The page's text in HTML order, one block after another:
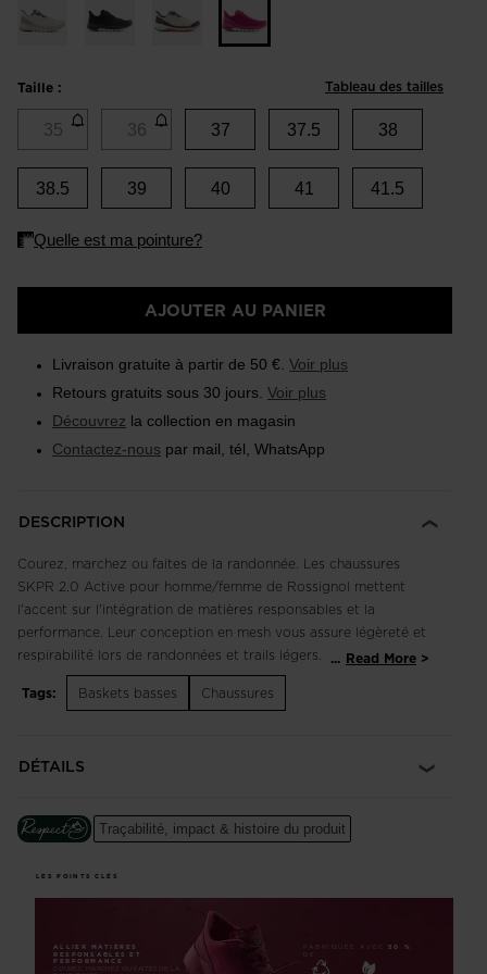
Taille : Tableau des tailles
35 36 37 37.5 38
38.5 39 40 41 41.5
AJOUTER AU PANIER
Livraison gratuite à partir de 50 €. Voir plus
Retours gratuits sous 30 jours. Voir plus
Découvrez la collection en magasin
Contactez-nous par mail, tél, WhatsApp
DESCRIPTION
Courez, marchez ou faites de la randonnée. Les chaussures
SKPR 2.0 Active pour homme/femme de Rossignol mettent
l'accent sur l'intégration de matières responsables et la
performance. Leur conception en mesh vous assure légèreté et
respirabilité lors de randonnées et trails légers. Elles sont
dotées de la technologie Sensor 3 vous offrant un confort
accru. Les crampons à angles multiples vous offrent une
Fabriquée avec 50 % de matériaux biosourcés et/ou recyclés,
cette chaussure a été fabriquée avec l'aide d'ACBC (Anything
entreprises du sport pour la conception de produits plus
La semelle intermédiaire est composée à 45% de bio-EVA créé
à base de déchets de l'industrie alimentaire (canne à sucre).
... Read More
Tags:
Baskets basses Chaussures
DÉTAILS
Traçabilité, impact & histoire du produit
ALLIER MATIÈRES
RESPONSABLES ET
PERFORMANCE
COUREZ, MARCHEZ OU FAITES DE LA
LES POINTS CLÉS
FABRIQUÉE AVEC 50 %